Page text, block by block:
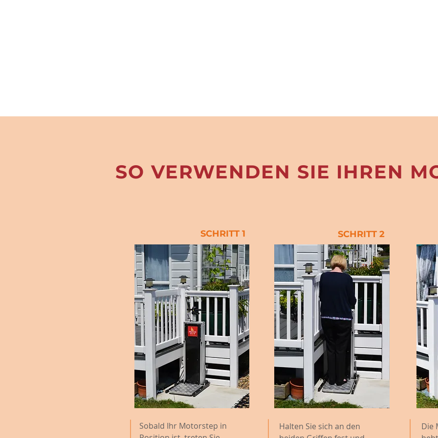
SO VERWENDEN SIE IHREN
SCHRITT 1 SCHRITT 2
Sobald Ihr Motorstep in
Halten Sie sich an den
Die